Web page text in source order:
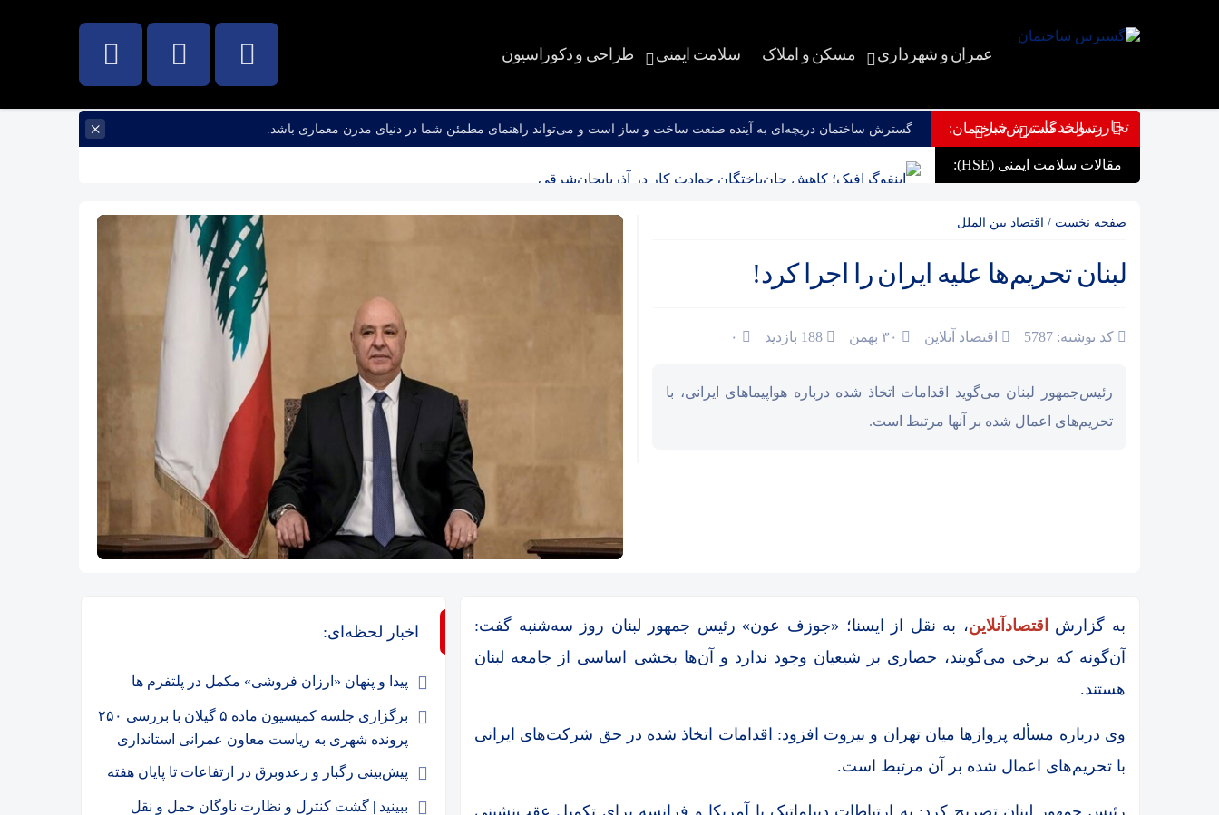
عمران و شهرداری مسکن و املاک سلامت ایمنی طراحی و دکوراسیون
تجارت و خدمات خبر × رسالت گسترش‌ساختمان: گسترش ساختمان دریچه‌ای به آینده صنعت ساخت و ساز است و می‌تواند راهنمای مطمئن شما در دنیای مدرن معماری باشد.
مقالات سلامت ایمنی (HSE):
اینفوگرافیک؛ کاهش جان‌باختگان حوادث کار در آذربایجان‌شرقی
ضرب‌الاجل دادستان نهاوند برای ایمن‌سازی استخرهای کشاورزی
علی الزیدی کیست؟ نخست وزیر اقتصادی برای خروج از بحران سیاسی
صفحه نخست / اقتصاد بین الملل
لبنان تحریم‌ها علیه ایران را اجرا کرد!
کد نوشته: 5787 اقتصاد آنلاین ۰
رئیس‌جمهور لبنان می‌گوید اقدامات اتخاذ شده درباره هواپیما‌های ایرانی، با
تحریم‌های اعمال شده بر آنها مرتبط است.
به گزارش اقتصادآنلاین، به نقل از ایسنا؛ «جوزف عون» رئیس جمهور لبنان روز سه‌شنبه گفت:
آن‌گونه که برخی می‌گویند، حصاری بر شیعیان وجود ندارد و آن‌ها بخشی اساسی از جامعه لبنان
هستند.
وی درباره مسأله پروازها میان تهران و بیروت افزود: اقدامات اتخاذ شده در حق شرکت‌های ایرانی
با تحریم‌های اعمال شده بر آن مرتبط است.
رئیس جمهور لبنان تصریح کرد: به ارتباطات دیپلماتیک با آمریکا و فرانسه برای تکمیل عقب‌نشینی
اخبار لحظه‌ای:
پیدا و پنهان «ارزان فروشی» مکمل در پلتفرم ها
برگزاری جلسه کمیسیون ماده ۵ گیلان با بررسی ۲۵۰
پرونده شهری به ریاست معاون عمرانی استانداری
پیش‌بینی رگبار و رعدوبرق در ارتفاعات تا پایان هفته
ببینید | گشت کنترل و نظارت ناوگان حمل و نقل